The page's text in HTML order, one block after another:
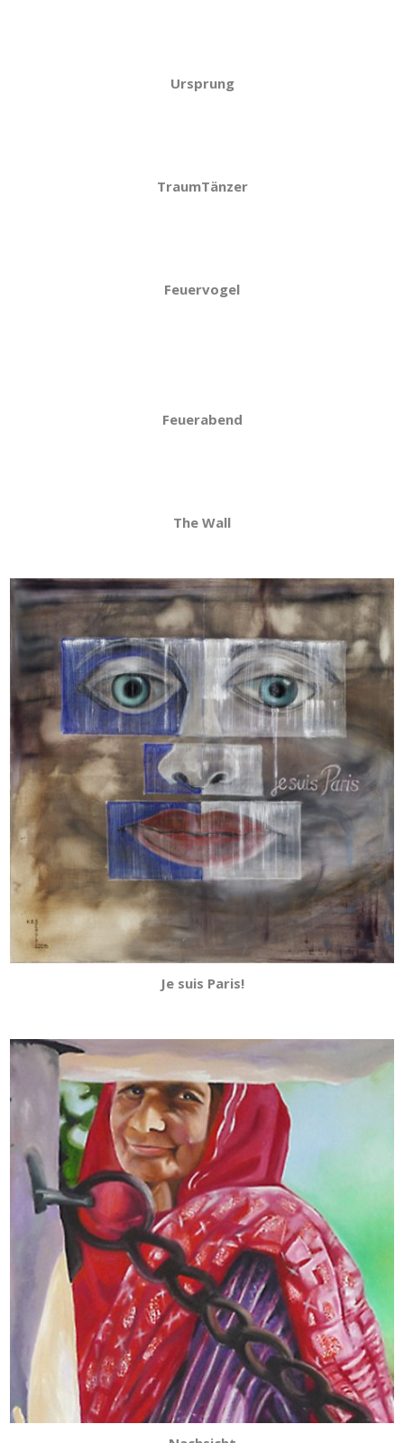
Ursprung
TraumTänzer
Feuervogel
Feuerabend
The Wall
Je suis Paris!